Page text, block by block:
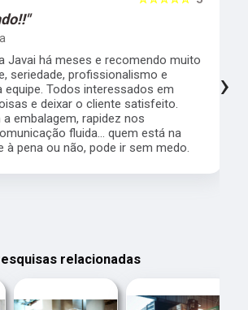
Javai há meses e recomendo muito
seriedade, profissionalismo e
equipe. Todos interessados em
e deixar o cliente satisfeito.
embalagem, rapidez nos
fluida... quem está na
à pena ou não, pode ir sem medo.
›
relacionadas